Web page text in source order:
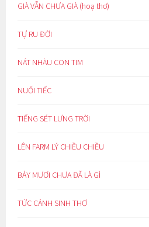
GIÀ VẪN CHƯA GIÀ (hoạ thơ)
TỰ RU ĐỜI
NÁT NHÀU CON TIM
NUỐI TIẾC
TIẾNG SÉT LƯNG TRỜI
LÊN FARM LÝ CHIỀU CHIỀU
BẢY MƯƠI CHƯA ĐÃ LÀ GÌ
TỨC CẢNH SINH THƠ